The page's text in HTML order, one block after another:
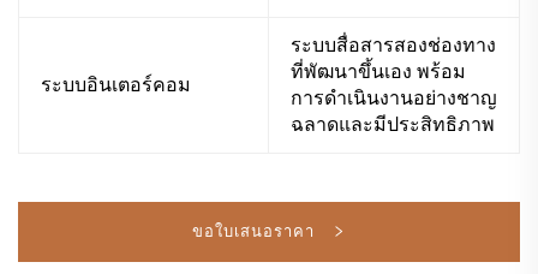
ระบบอินเตอร์คอม
ระบบสื่อสารสองช่องทาง
ที่พัฒนาขึ้นเอง พร้อม
การดำเนินงานอย่างชาญ
ฉลาดและมีประสิทธิภาพ
ขอใบเสนอราคา